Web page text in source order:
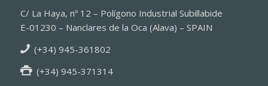
C/ La Haya, nº 12 – Polígono Industrial Subillabide
E-01230 – Nanclares de la Oca (Alava) – SPAIN
(+34) 945-361802
(+34) 945-371314